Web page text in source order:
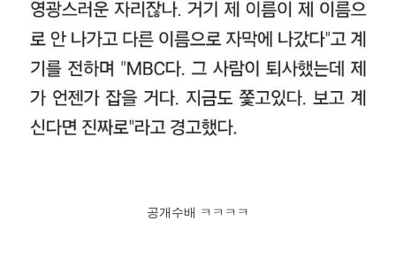
공개수배 ㅋㅋㅋㅋ